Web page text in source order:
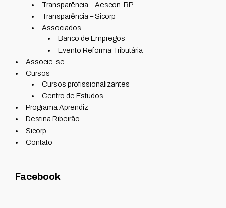
Transparência – Aescon-RP
Transparência – Sicorp
Associados
Banco de Empregos
Evento Reforma Tributária
Associe-se
Cursos
Cursos profissionalizantes
Centro de Estudos
Programa Aprendiz
Destina Ribeirão
Sicorp
Contato
Facebook